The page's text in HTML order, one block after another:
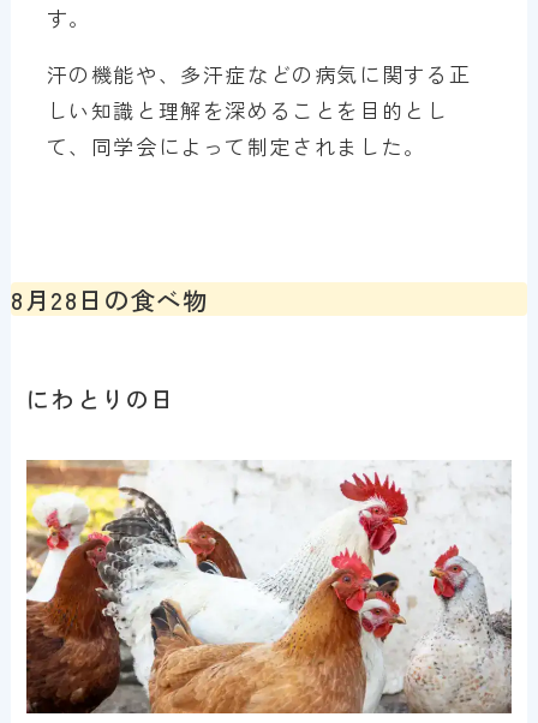
す。
汗の機能や、多汗症などの病気に関する正
しい知識と理解を深めることを目的とし
て、同学会によって制定されました。
8月28日の食べ物
にわとりの日